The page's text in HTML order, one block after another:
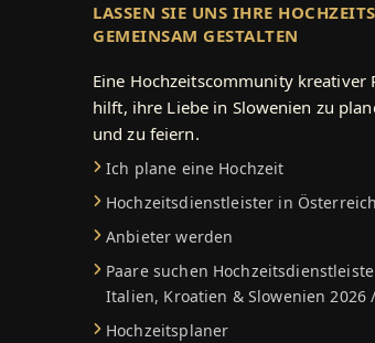
LASSEN SIE UNS IHRE
GEMEINSAM GESTALTEN
Eine Hochzeitscommunity kreativer
hilft, ihre Liebe in Slowenien zu
und zu feiern.
Ich plane eine Hochzeit
Hochzeitsdienstleister in
Anbieter werden
Paare suchen
Italien, Kroatien & Slowenien 2026
Hochzeitsplaner